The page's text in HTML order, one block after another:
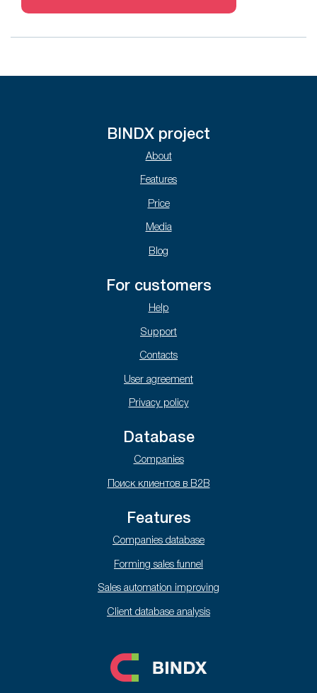
BINDX project
About
Features
Price
Media
Blog
For customers
Help
Support
Contacts
User agreement
Privacy policy
Database
Companies
Поиск клиентов в B2B
Features
Companies database
Forming sales funnel
Sales automation improving
Client database analysis